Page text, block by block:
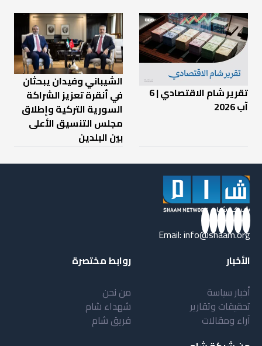
تقرير شام الاقتصادي | 6
آب 2026
الشيباني وفيدان يبحثان
في أنقرة تعزيز الشراكة
السورية التركية وإطلاق
مجلس التنسيق الأعلى
بين البلدين
Email:info@shaam.org
الأخبار
أخبار سياسة
تحقيقات وتقارير
آراء ومقالات
روابط مختصرة
من نحن
شهداء شام
فريق شام